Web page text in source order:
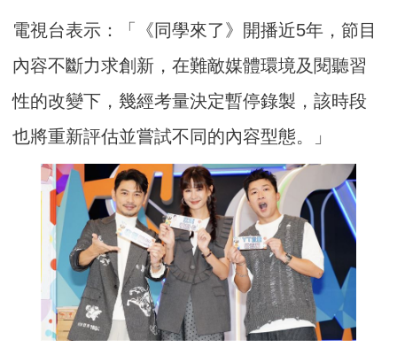
電視台表示：「《同學來了》開播近5年，節目
內容不斷力求創新，在難敵媒體環境及閱聽習
性的改變下，幾經考量決定暫停錄製，該時段
也將重新評估並嘗試不同的內容型態。」